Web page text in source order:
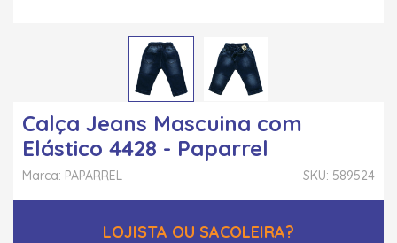
Calça Jeans Mascuina com
Elástico 4428 - Paparrel
SKU: 589524
Marca: PAPARREL
LOJISTA OU SACOLEIRA?